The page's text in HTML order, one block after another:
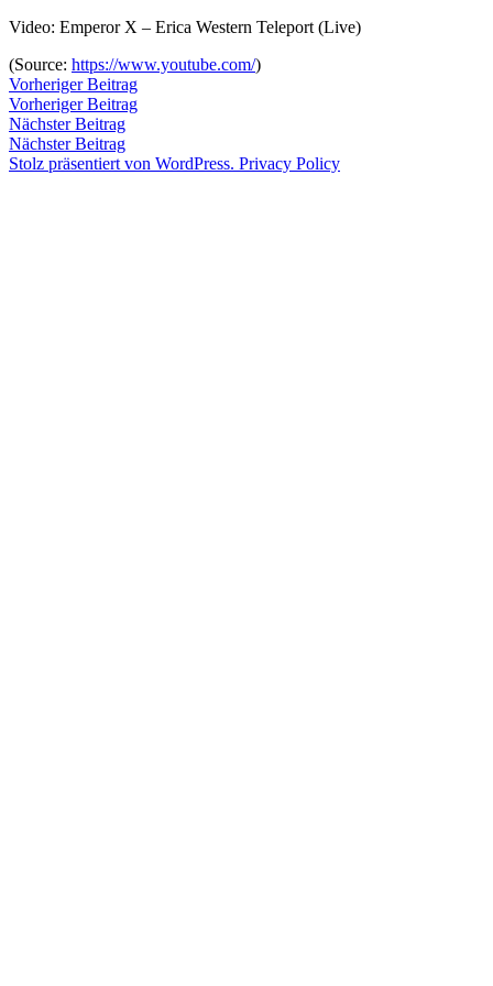
Zum
springen
von
Juli
20164.
Januar
2020
einen
Kommentar
zu
Video: Emperor X – Erica Western Teleport (Live)
(Source: https://www.youtube.com/)
Veröffentlicht
von
snhpfr
4.
Juli
20164.
Januar
Veröffentlicht
in
Uncategorized
Beitragsnavigation
Vorheriger BeitragVorheriger
Beitrag:
Vorheriger Beitrag
Nächster BeitragNächster
Beitrag:
Nächster Beitrag
Stolz präsentiert von WordPress. Privacy Policy